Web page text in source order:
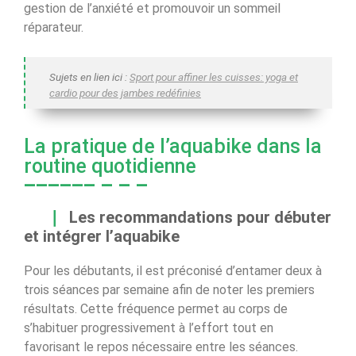
gestion de l’anxiété et promouvoir un sommeil
réparateur.
Sujets en lien ici :Sport pour affiner les cuisses: yoga et
cardio pour des jambes redéfinies
La pratique de l’aquabike dans la
routine quotidienne
Les recommandations pour débuter
et intégrer l’aquabike
Pour les débutants, il est préconisé d’entamer deux à
trois séances par semaine afin de noter les premiers
résultats. Cette fréquence permet au corps de
s’habituer progressivement à l’effort tout en
favorisant le repos nécessaire entre les séances.